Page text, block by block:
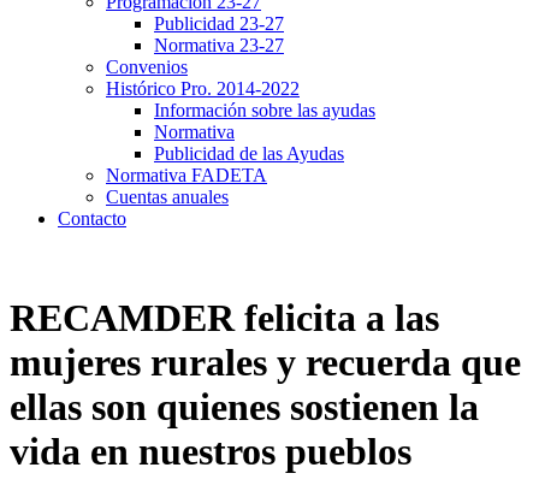
Publicidad 23-27
Normativa 23-27
Convenios
Histórico Pro. 2014-2022
Información sobre las ayudas
Normativa
Publicidad de las Ayudas
Normativa FADETA
Cuentas anuales
Contacto
RECAMDER felicita a las
mujeres rurales y recuerda que
ellas son quienes sostienen la
vida en nuestros pueblos